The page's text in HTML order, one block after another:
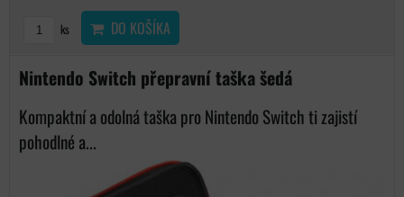
ks DO KOŠÍKA
Nintendo Switch přepravní taška šedá
Kompaktní a odolná taška pro Nintendo Switch ti zajistí
pohodlné a...